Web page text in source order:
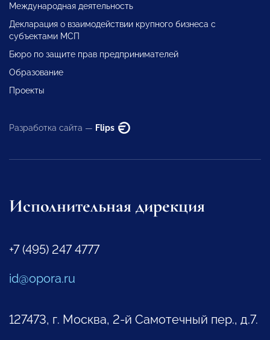
Международная деятельность
Декларация о взаимодействии крупного бизнеса с
субъектами МСП
Бюро по защите прав предпринимателей
Образование
Проекты
Разработка сайта — Flips
Исполнительная дирекция
+7 (495) 247 4777
id@opora.ru
127473, г. Москва, 2-й Самотечный пер., д.7.